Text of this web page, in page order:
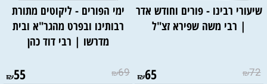
שיעורי רבינו - פורים וחודש אדר
| רבי משה שפירא זצ"ל
₪72
₪65
ימי הפורים - ליקוטים מתורת
רבותינו ובפרט מהגר"א ובית
מדרשו | רבי דוד כהן
₪69
₪55